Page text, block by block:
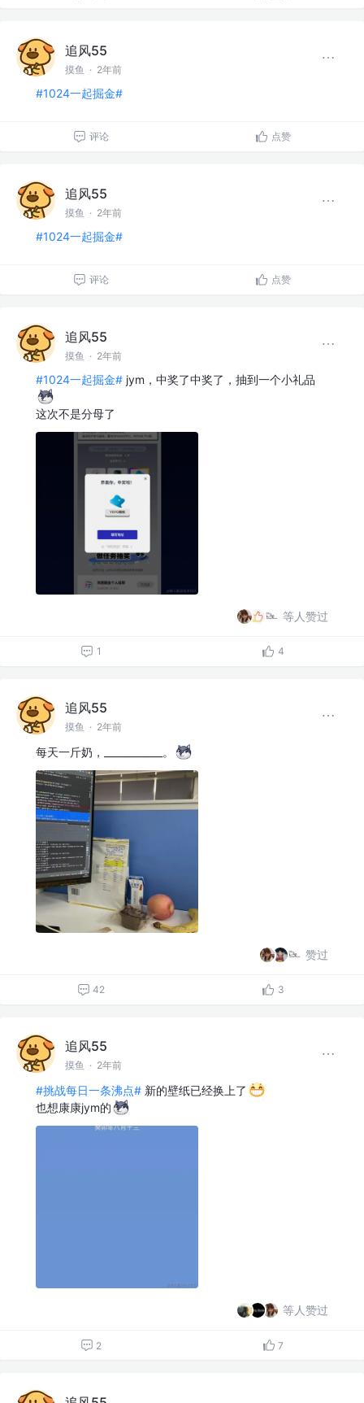
追风55
摸鱼 · 2年前
#1024一起掘金#
评论 点赞
追风55
摸鱼 · 2年前
#1024一起掘金#
评论 点赞
追风55
摸鱼 · 2年前
#1024一起掘金# jym，中奖了中奖了，抽到一个小礼品
这次不是分母了
等人赞过
1 4
追风55
摸鱼 · 2年前
每天一斤奶，____________。
赞过
42 3
追风55
摸鱼 · 2年前
#挑战每日一条沸点# 新的壁纸已经换上了
也想康康jym的
等人赞过
2 7